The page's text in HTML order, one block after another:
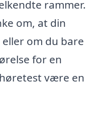
rammer.
om, at din
om du bare
for en
være en